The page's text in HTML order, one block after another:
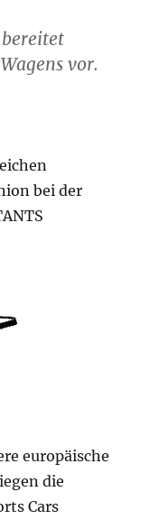
vor.
bei der
europäische
die
Cars